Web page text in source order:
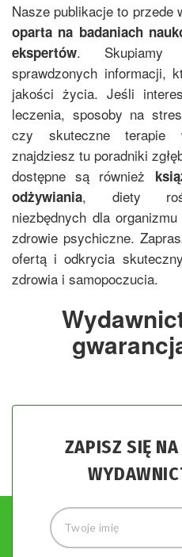
Nasze publikacje to przede
oparta na badaniach
ekspertów. Skupiamy
sprawdzonych informacji,
jakości życia. Jeśli
leczenia, sposoby na
czy skuteczne terapie
znajdziesz tu poradniki
dostępne są również
odżywiania, diety
niezbędnych dla
zdrowie psychiczne.
ofertą i odkrycia
zdrowia i samopoczucia.
ZAPISZ SIĘ